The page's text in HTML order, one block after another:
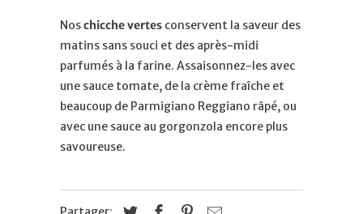
Noschicche vertes conservent la saveur des
matins sans souci et des après-midi
parfumés à la farine. Assaisonnez-les avec
une sauce tomate, de la crème fraîche et
beaucoup de Parmigiano Reggiano râpé, ou
avec une sauce au gorgonzola encore plus
savoureuse.